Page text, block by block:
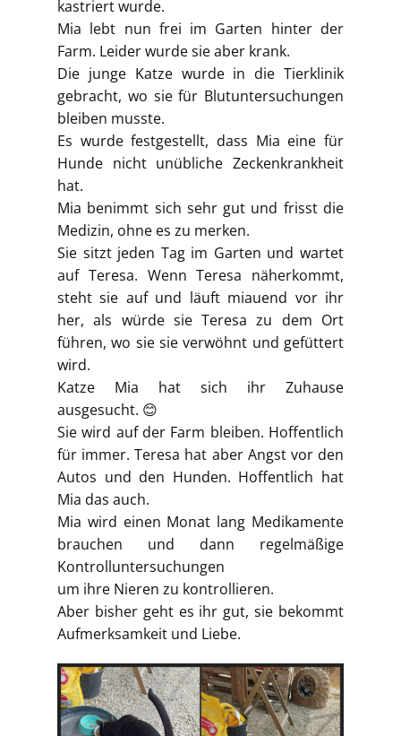
kastriert wurde.
Mia lebt nun frei im Garten hinter der
Farm. Leider wurde sie aber krank.
Die junge Katze wurde in die Tierklinik
gebracht, wo sie für Blutuntersuchungen
bleiben musste.
Es wurde festgestellt, dass Mia eine für
Hunde nicht unübliche Zeckenkrankheit
hat.
Mia benimmt sich sehr gut und frisst die
Medizin, ohne es zu merken.
Sie sitzt jeden Tag im Garten und wartet
auf Teresa. Wenn Teresa näherkommt,
steht sie auf und läuft miauend vor ihr
her, als würde sie Teresa zu dem Ort
führen, wo sie sie verwöhnt und gefüttert
wird.
Katze Mia hat sich ihr Zuhause
ausgesucht. 😊
Sie wird auf der Farm bleiben. Hoffentlich
für immer. Teresa hat aber Angst vor den
Autos und den Hunden. Hoffentlich hat
Mia das auch.
Mia wird einen Monat lang Medikamente
brauchen und dann regelmäßige
Kontrolluntersuchungen
um ihre Nieren zu kontrollieren.
Aber bisher geht es ihr gut, sie bekommt
Aufmerksamkeit und Liebe.